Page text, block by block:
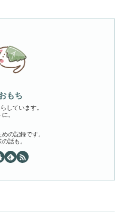
もち
しています。
。
の記録です。
話も。